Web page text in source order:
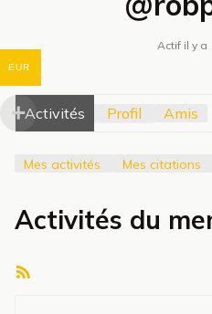
Actif il y a
Activités Profil Amis
Mes activités Mes citations
Activités du
EUR